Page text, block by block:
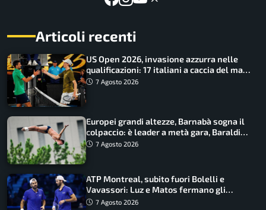
Articoli recenti
US Open 2026, invasione azzurra nelle
qualificazioni: 17 italiani a caccia del main
draw7 Agosto 2026
Europei grandi altezze, Barnabà sogna il
colpaccio: è leader a metà gara, Baraldi
ancora in corsa
7 Agosto 2026
ATP Montreal, subito fuori Bolelli e
Vavassori: Luz e Matos fermano gli
azzurri
7 Agosto 2026